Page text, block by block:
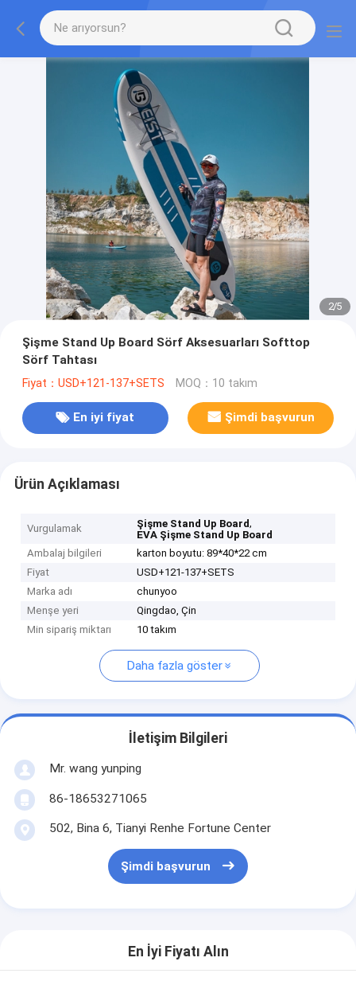
2/5
Şişme Stand Up Board Sörf Aksesuarları Softtop
Sörf Tahtası
Fiyat：USD+121-137+SETS MOQ：10 takım
En iyi fiyat Şimdi başvurun
Ürün Açıklaması
Vurgulamak Şişme Stand Up Board,
EVA Şişme Stand Up Board
Ambalaj bilgileri
karton boyutu: 89*40*22 cm
Fiyat
USD+121-137+SETS
Marka adı
chunyoo
Menşe yeri
Qingdao, Çin
Min sipariş miktarı
10 takım
Daha fazla göster
İletişim Bilgileri
Mr. wang yunping
86-18653271065
502, Bina 6, Tianyi Renhe Fortune Center
Şimdi başvurun
En İyi Fiyatı Alın